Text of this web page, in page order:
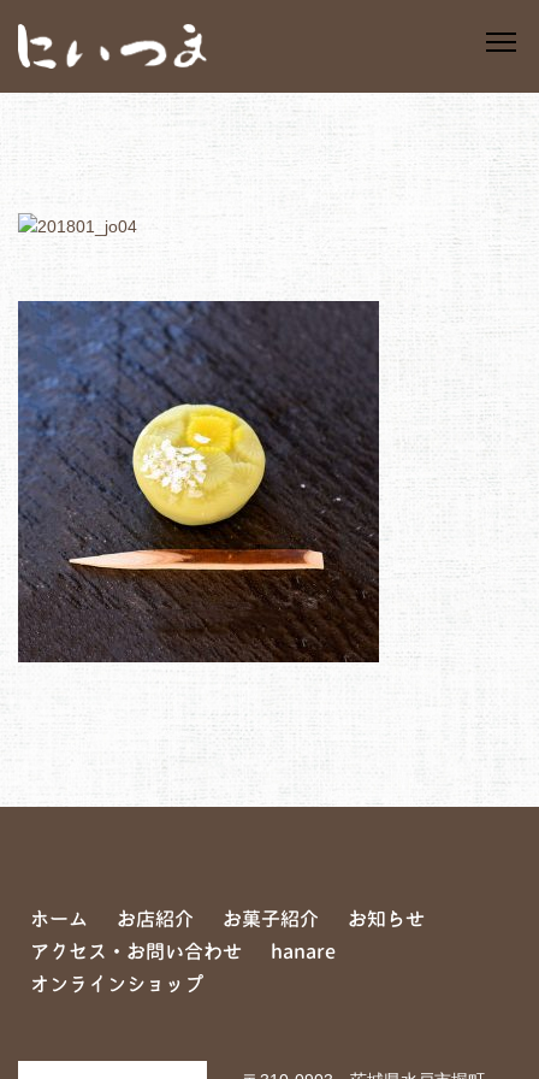
ホーム お店紹介 お菓子紹介
お知らせ
アクセス・お問い合わせ
hanare
オンラインショップ